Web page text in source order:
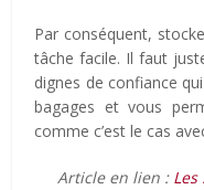
Par conséquent,
tâche facile. Il faut
dignes de confiance
bagages et vous
comme c’est le cas
Article en lien :